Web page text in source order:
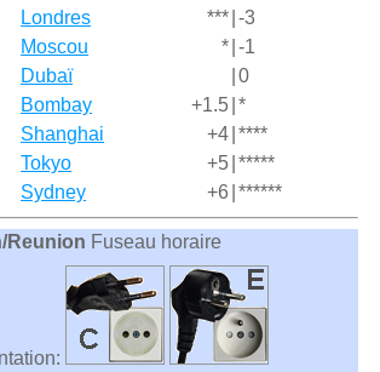
Londres
*** -3
Moscou
* -1
Dubaï
0
Bombay
+1.5 *
Shanghai
+4 ****
Tokyo
+5 *****
Sydney
+6 ******
Reunion Fuseau horaire